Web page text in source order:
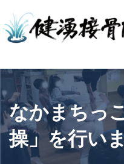
テ
へ
ス
キ
ッ
プ
ゲ
ョ
ン
に
移
動
なかまちっ
操」を行い